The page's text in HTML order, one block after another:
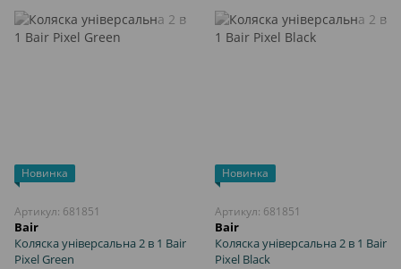
Новинка
Артикул: 681851
Bair
Коляска універсальна 2 в 1 Bair
Pixel Green
Новинка
Артикул: 681851
Bair
Коляска універсальна 2 в 1 Bair
Pixel Black